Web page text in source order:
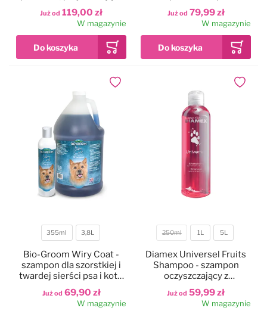
Już od 119,00 zł
naturalną teksturę sierści
W magazynie
Już od 79,99 zł
twardym i szorstkim
włosem, koncentrat 1:4
W magazynie
Pojemność
355ml 3,8L
Już od 69,90 zł
Bio-Groom Wiry Coat -
szampon dla szorstkiej i
twardej sierści psa i kota,
koncentrat 1:4
W magazynie
Dodaj do ulubionych
Pojemność
250ml 1L 5L
Już od 59,99 zł
Diamex Universel Fruits
Shampoo - szampon
oczyszczający z
ekstraktami owocowymi,
do krótkiej sierści,
koncentrat 1:8W magazynie
Dodaj